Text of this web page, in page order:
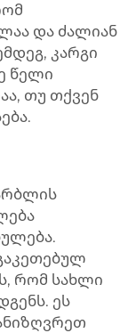
და ძალიან
კარგი
წელი
თუ თქვენ
რომ სახლი
ეს